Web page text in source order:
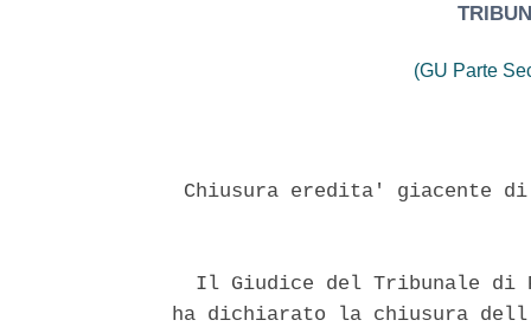
(GU Parte
Chiusura eredita' giacente di
Il Giudice del Tribunale di
ha dichiarato la chiusura